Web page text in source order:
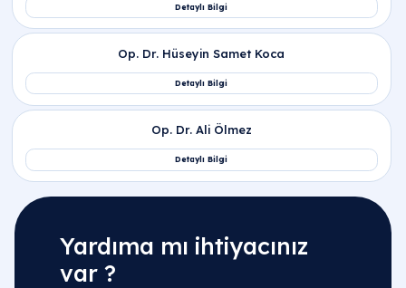
Yardıma mı ihtiyacınız
var ?